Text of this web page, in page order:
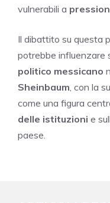
vulnerabili a
Il dibattito su questa
potrebbe influenzare
politico messicano
Sheinbaum, con la
come una figura
delle istituzioni e
paese.